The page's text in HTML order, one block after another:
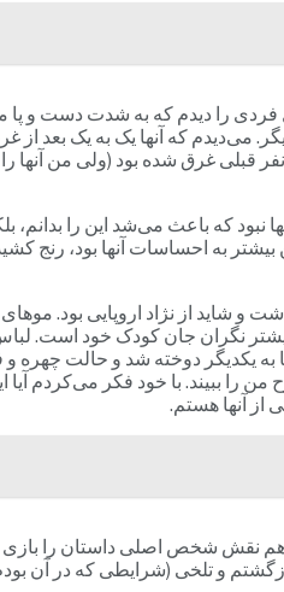
به عنوان مثال فردی را دیدم که به
که آنها یک به یک بعد از
قبلی غرق شده بود (ولی من
نبود که باعث می‌شد این را
به احساسات آنها بود، رنج
بیشتر نگران جان کودک خود
یکدیگر دوخته شد و حالت چهره
را ببیند. با خود فکر می‌کردم
از آنها هستم.
نقش شخص اصلی داستان را بازی
و تلخی (شرایطی که در آن